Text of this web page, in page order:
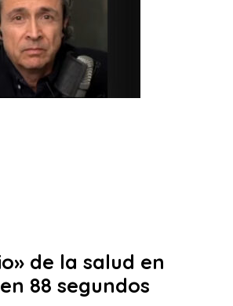
de la salud en
88 segundos